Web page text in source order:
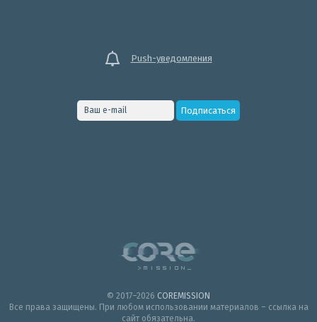
Push-уведомления
© 2017–2026 COREMISSION
Все права защищены. При любом использовании материалов – ссылка на
сайт обязательна.